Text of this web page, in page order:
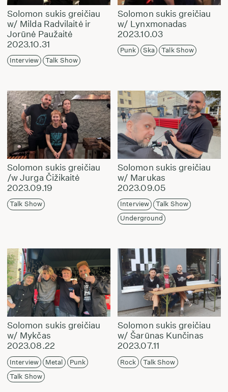
Solomon sukis greičiau
w/ Milda Radvilaitė ir
Jorūnė Paužaitė
2023.10.31
Interview Talk Show
Solomon sukis greičiau
w/ Lynxmonadas
2023.10.03
Punk Ska Talk Show
Solomon sukis greičiau
/w Jurga Čižikaitė
2023.09.19
Talk Show
Solomon sukis greičiau
w/ Marukas
2023.09.05
Interview
Talk Show
Underground
Solomon sukis greičiau
w/ Mykčas
2023.08.22
Interview Metal
Punk
Talk Show
Solomon sukis greičiau
w/ Šarūnas Kunčinas
2023.07.11
Rock Talk Show